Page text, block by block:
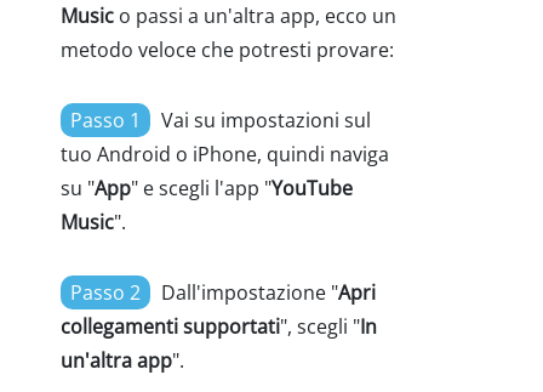
Music o passi a un'altra app, ecco un
metodo veloce che potresti provare:
Passo 1
Vai su impostazioni sul
tuo Android o iPhone, quindi naviga
su "App" e scegli l'app "YouTube
Music".
Passo 2 Dall'impostazione "Apri
collegamenti supportati", scegli "In
un'altra app".